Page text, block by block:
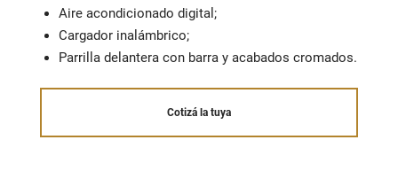
Aire acondicionado digital;
Cargador inalámbrico;
Parrilla delantera con barra y acabados cromados.
Cotizá la tuya